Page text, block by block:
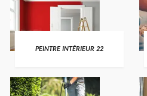
PEINTRE INTÉRIEUR 22